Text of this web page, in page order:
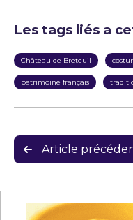
Les tags liés a
Château de Breteuil
patrimoine français
Navigation
de
Article